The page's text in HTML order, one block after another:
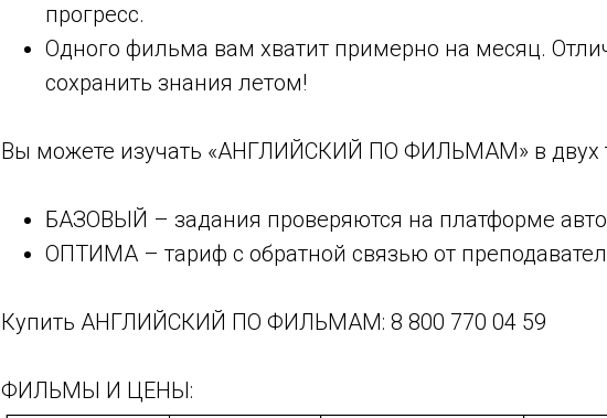
прогресс.
Одного фильма вам хватит примерно на месяц.
сохранить знания летом!
Вы можете изучать «АНГЛИЙСКИЙ ПО ФИЛЬМАМ» в двух
БАЗОВЫЙ – задания проверяются на платформе
ОПТИМА – тариф с обратной связью от
Купить АНГЛИЙСКИЙ ПО ФИЛЬМАМ: 8 800 770 04 59
ФИЛЬМЫ И ЦЕНЫ: